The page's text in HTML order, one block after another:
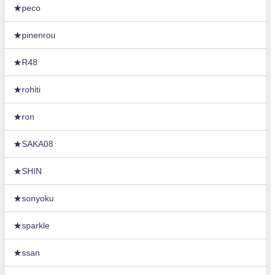
★peco
★pinenrou
★R48
★rohiti
★ron
★SAKA08
★SHIN
★sonyoku
★sparkle
★ssan